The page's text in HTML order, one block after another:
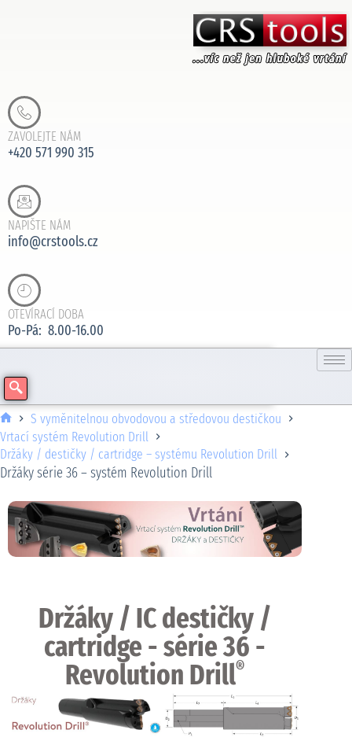
ZAVOLEJTE NÁM
+420 571 990 315
NAPIŠTE NÁM
info@crstools.cz
OTEVÍRACÍ DOBA
Po-Pá: 8.00-16.00
S vyměnitelnou obvodovou a středovou destičkou
Vrtací systém Revolution Drill
Držáky / destičky / cartridge – systému Revolution Drill
Držáky série 36 – systém Revolution Drill
Držáky / IC destičky /
cartridge - série 36 -
Revolution Drill®